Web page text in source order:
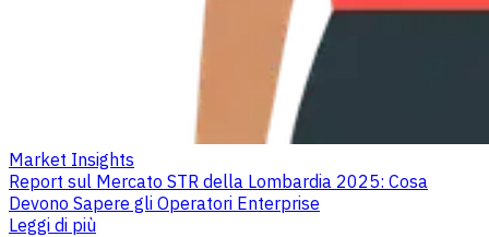
Market Insights
Report sul Mercato STR della Lombardia 2025: Cosa
Devono Sapere gli Operatori Enterprise
Leggi di più